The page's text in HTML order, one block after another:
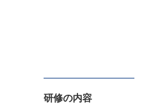
研修の内容